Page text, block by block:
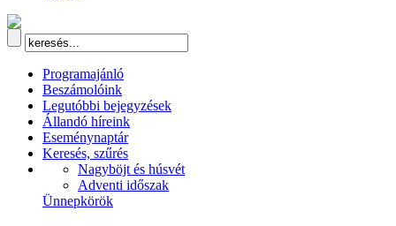
Programajánló
Beszámolóink
Legutóbbi bejegyzések
Állandó híreink
Eseménynaptár
Keresés, szűrés
Nagyböjt és húsvét
Adventi időszak
Ünnepkörök